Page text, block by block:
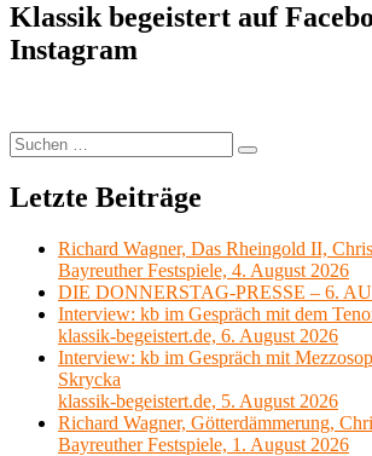
Klassik begeistert auf
Instagram
Suchen
nach:
Suchen
Letzte Beiträge
Richard Wagner, Das Rheingold II,
Bayreuther Festspiele, 4. August 2026
DIE DONNERSTAG-PRESSE – 6.
Interview: kb im Gespräch mit dem
klassik-begeistert.de, 6. August 2026
Interview: kb im Gespräch mit
Skrycka
klassik-begeistert.de, 5. August 2026
Richard Wagner, Götterdämmerung,
Bayreuther Festspiele, 1. August 2026